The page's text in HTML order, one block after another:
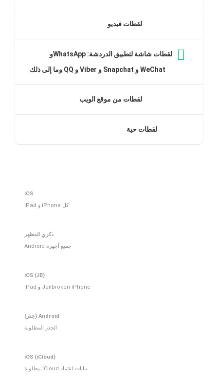
لقطات فيديو
لقطات شاشة لتطبيق الدردشة: WhatsAppو
WeChat و Snapchat و Viber و QQ وما إلى ذلك
لقطات من موقع الويب
لقطات حية
iOS
كل iPhone و iPad
ذكري المظهر
جميع أجهزة Android
iOS (JB)
Jailbroken iPhone و iPad
Android (جذر)
الجذر المطلوبة
iOS (iCloud)
بيانات اعتماد iCloud مطلوبة